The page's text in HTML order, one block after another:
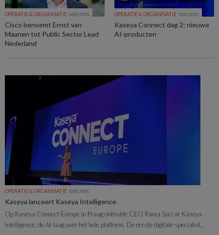
OPERATIE & ORGANISATIE NIEUWS
Cisco benoemt Ernst van
Maanen tot Public Sector Lead
Nederland
OPERATIE & ORGANISATIE NIEUWS
Kaseya Connect dag 2: nieuwe
AI-producten
OPERATIE & ORGANISATIE NIEUWS
Kaseya lanceert Kaseya Intelligence
Op Kaseya Connect Europe in Praag onthulde CEO Rania Succar Kaseya
Intelligence, de AI-laag over het hele platform. De eerste digitale specialist...